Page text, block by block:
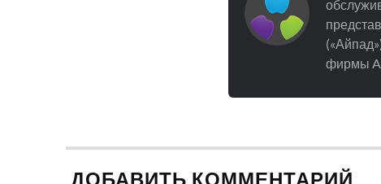
фирмы
ДОБАВИТЬ КОММЕНТАРИЙ